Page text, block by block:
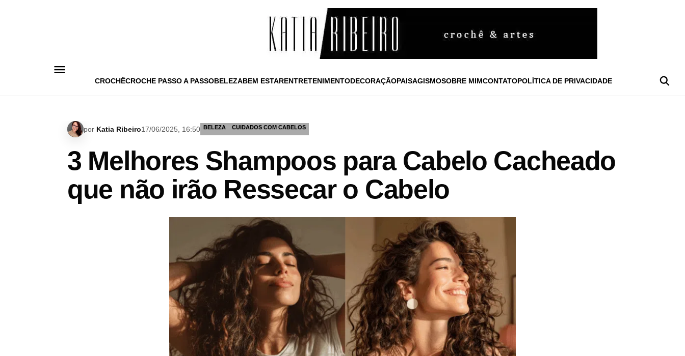
CROCHÊCROCHE PASSO A PASSOBELEZABEM ESTARENTRETENIMENTODECORAÇÃOPAISAGISMOSOBRE MIMCONTATOPOLÍTICA DE PRIVACIDADE
por Katia Ribeiro17/06/2025, 16:50 BELEZA CUIDADOS COM CABELOS
3 Melhores Shampoos para Cabelo Cacheado
que não irão Ressecar o Cabelo